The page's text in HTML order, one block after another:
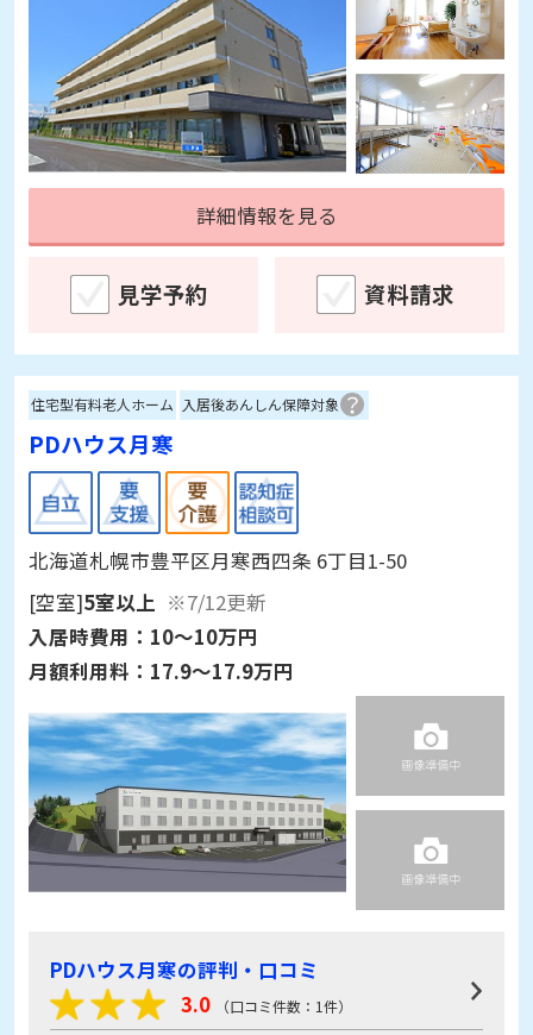
詳細情報を見る
見学予約 資料請求
住宅型有料老人ホーム 入居後あんしん保障対象
PDハウス月寒
北海道札幌市豊平区月寒西四条 6丁目1-50
[空室]5室以上 ※7/12更新
入居時費用： 10～10万円
月額利用料： 17.9～17.9万円
PDハウス月寒の評判・口コミ
3.0
（口コミ件数：1件）